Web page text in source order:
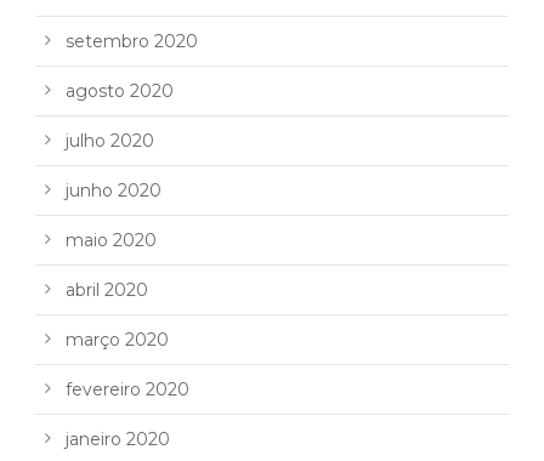
setembro 2020
agosto 2020
julho 2020
junho 2020
maio 2020
abril 2020
março 2020
fevereiro 2020
janeiro 2020